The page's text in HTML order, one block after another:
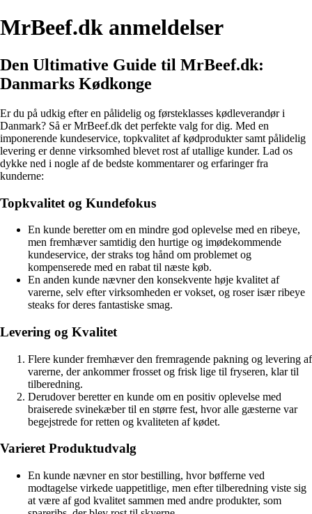
MrBeef.dk anmeldelser
Den Ultimative Guide til MrBeef.dk:
Danmarks Kødkonge
Er du på udkig efter en pålidelig og førsteklasses kødleverandør i
Danmark? Så er MrBeef.dk det perfekte valg for dig. Med en
imponerende kundeservice, topkvalitet af kødprodukter samt pålidelig
levering er denne virksomhed blevet rost af utallige kunder. Lad os
dykke ned i nogle af de bedste kommentarer og erfaringer fra
kunderne:
Topkvalitet og Kundefokus
En kunde beretter om en mindre god oplevelse med en ribeye,
men fremhæver samtidig den hurtige og imødekommende
kundeservice, der straks tog hånd om problemet og
kompenserede med en rabat til næste køb.
En anden kunde nævner den konsekvente høje kvalitet af
varerne, selv efter virksomheden er vokset, og roser især ribeye
steaks for deres fantastiske smag.
Levering og Kvalitet
Flere kunder fremhæver den fremragende pakning og levering af
varerne, der ankommer frosset og frisk lige til fryseren, klar til
tilberedning.
Derudover beretter en kunde om en positiv oplevelse med
braiserede svinekæber til en større fest, hvor alle gæsterne var
begejstrede for retten og kvaliteten af kødet.
Varieret Produktudvalg
En kunde nævner en stor bestilling, hvor bøfferne ved
modtagelse virkede uappetitlige, men efter tilberedning viste sig
at være af god kvalitet sammen med andre produkter, som